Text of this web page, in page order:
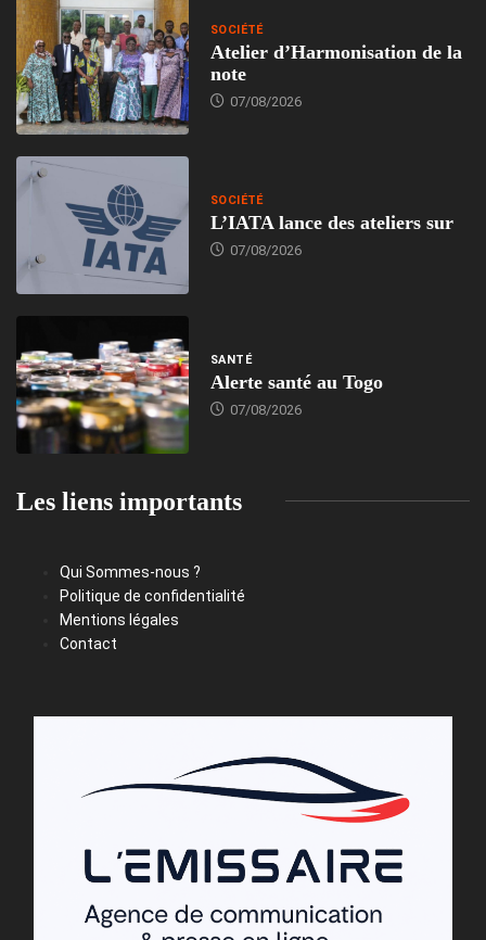
SOCIÉTÉ
Atelier d’Harmonisation de la
note
07/08/2026
SOCIÉTÉ
L’IATA lance des ateliers sur
07/08/2026
SANTÉ
Alerte santé au Togo
07/08/2026
Les liens importants
Qui Sommes-nous ?
Politique de confidentialité
Mentions légales
Contact